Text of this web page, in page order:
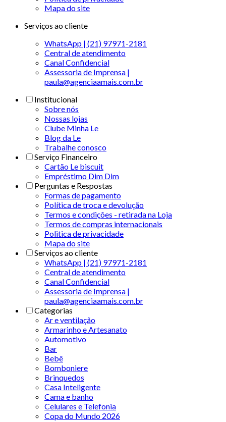
Mapa do site
Serviços ao cliente
WhatsApp | (21) 97971-2181
Central de atendimento
Canal Confidencial
Assessoria de Imprensa |
paula@agenciaamais.com.br
Institucional
Sobre nós
Nossas lojas
Clube Minha Le
Blog da Le
Trabalhe conosco
Serviço Financeiro
Cartão Le biscuit
Empréstimo Dim Dim
Perguntas e Respostas
Formas de pagamento
Política de troca e devolução
Termos e condições - retirada na Loja
Termos de compras internacionais
Politica de privacidade
Mapa do site
Serviços ao cliente
WhatsApp | (21) 97971-2181
Central de atendimento
Canal Confidencial
Assessoria de Imprensa |
paula@agenciaamais.com.br
Categorias
Ar e ventilação
Armarinho e Artesanato
Automotivo
Bar
Bebê
Bomboniere
Brinquedos
Casa Inteligente
Cama e banho
Celulares e Telefonia
Copa do Mundo 2026